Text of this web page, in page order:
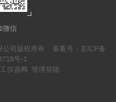
微信
公司版权所有 备案号：京ICP备
号-1
仪器网 管理登陆